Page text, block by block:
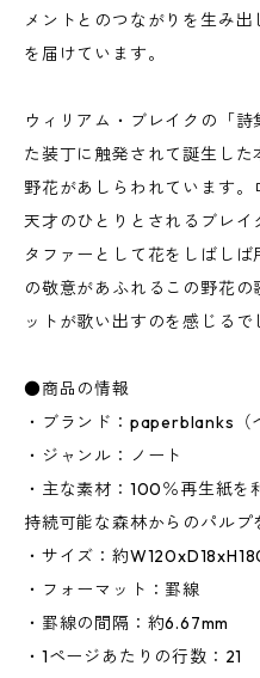
メントとのつながりを生み
を届けています。
ウィリアム・ブレイクの「
た装丁に触発されて誕生し
野花があしらわれています
天才のひとりとされるブレ
タファーとして花をしばし
の敬意があふれるこの野花
ットが歌い出すのを感じるで
●商品の情報
・ブランド：paperblanks（
・ジャンル：ノート
・主な素材：100％再生紙
持続可能な森林からのパル
・サイズ：約
・フォーマット：罫線
・罫線の間隔：約6.67mm
・1ページあたりの行数：21